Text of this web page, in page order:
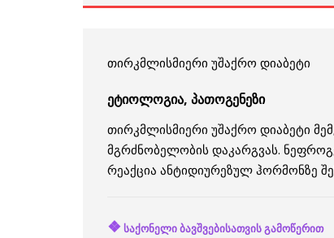
თირკმლისმიერი უშაქრო დიაბეტი
ეტიოლოგია, პათოგენეზი
თირკმლისმიერი უშაქრო დიაბეტი
მგრძნობელობის დაკარგვას.
რეაქცია ანტიდიურეზულ ჰორმონზე
❖ საქონელი ბავშვებისათვის გამოწერით